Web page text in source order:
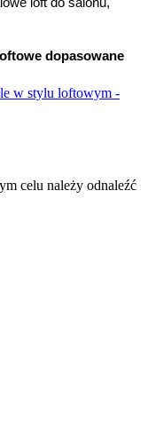
loft do salonu,
dopasowane
celu należy odnaleźć